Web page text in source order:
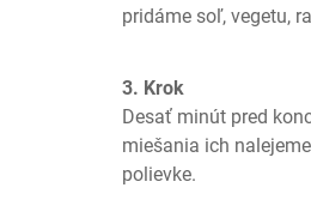
pridáme soľ, vegetu,
3. Krok
Desať minút pred
miešania ich
polievke.